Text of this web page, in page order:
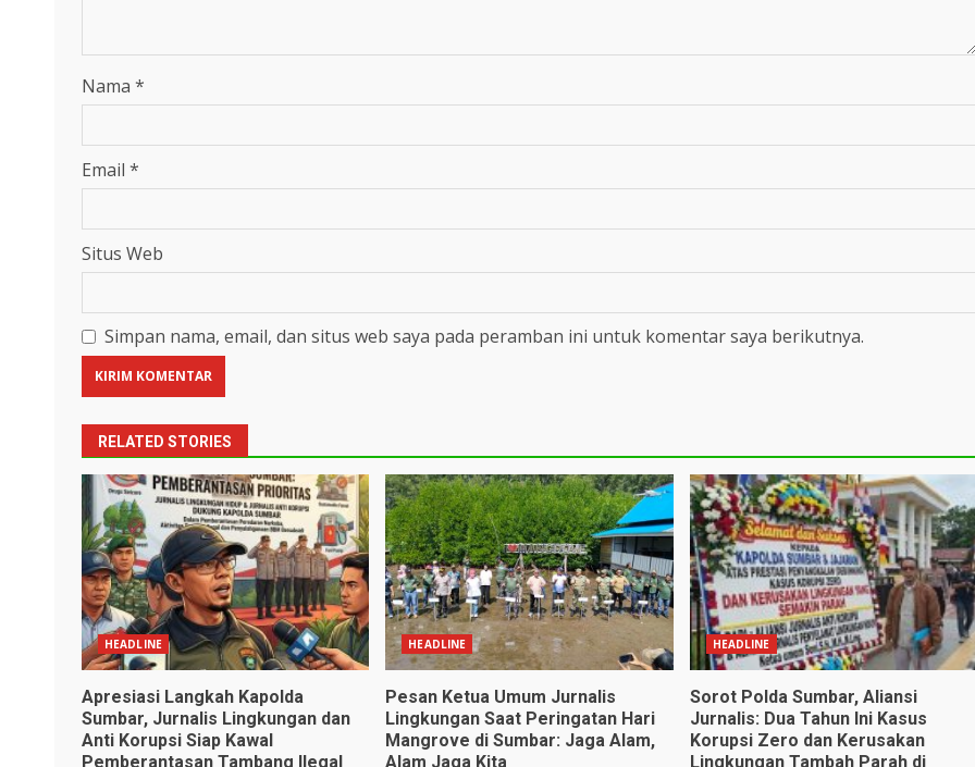
Nama *
Email *
Situs Web
Simpan nama, email, dan situs web saya pada peramban ini untuk komentar saya berikutnya.
RELATED STORIES
HEADLINE
Apresiasi Langkah Kapolda
Sumbar, Jurnalis Lingkungan dan
Anti Korupsi Siap Kawal
Pemberantasan Tambang Ilegal
HEADLINE
Pesan Ketua Umum Jurnalis
Lingkungan Saat Peringatan Hari
Mangrove di Sumbar: Jaga Alam,
Alam Jaga Kita
HEADLINE
Sorot Polda Sumbar, Aliansi
Jurnalis: Dua Tahun Ini Kasus
Korupsi Zero dan Kerusakan
Lingkungan Tambah Parah di